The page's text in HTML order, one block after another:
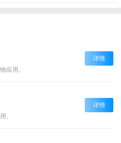
应用。
详情
。
详情